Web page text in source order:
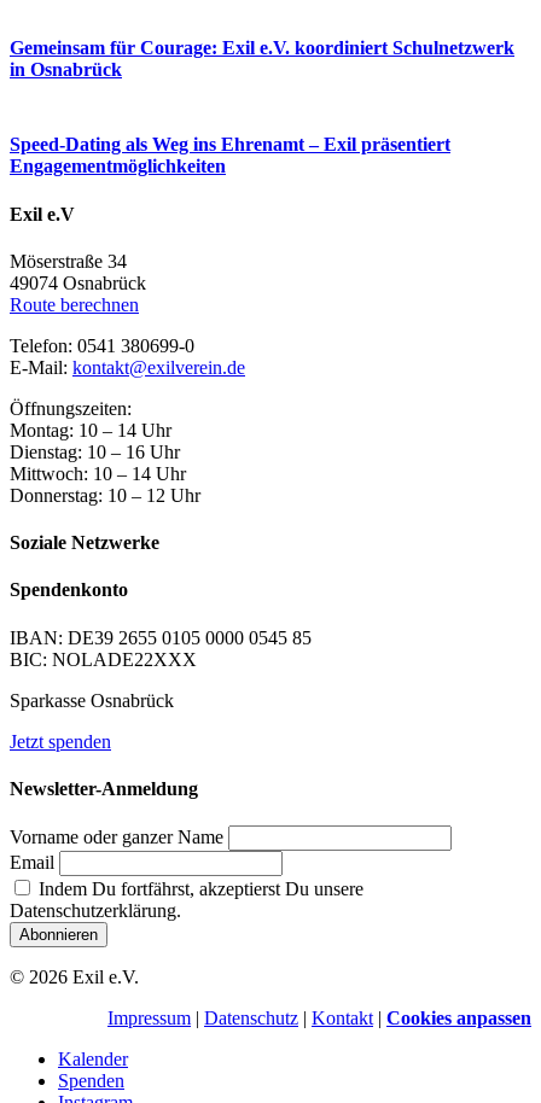
Gemeinsam für Courage: Exil e.V. koordiniert Schulnetzwerk
in Osnabrück
Speed-Dating als Weg ins Ehrenamt – Exil präsentiert
Engagementmöglichkeiten
Exil e.V
Möserstraße 34
49074 Osnabrück
Route berechnen
Telefon: 0541 380699-0
E-Mail: kontakt@exilverein.de
Öffnungszeiten:
Montag: 10 – 14 Uhr
Dienstag: 10 – 16 Uhr
Mittwoch: 10 – 14 Uhr
Donnerstag: 10 – 12 Uhr
Soziale Netzwerke
Spendenkonto
IBAN: DE39 2655 0105 0000 0545 85
BIC: NOLADE22XXX
Sparkasse Osnabrück
Jetzt spenden
Newsletter-Anmeldung
Vorname oder ganzer Name
Email
Indem Du fortfährst, akzeptierst Du unsere
Datenschutzerklärung.
© 2026 Exil e.V.
Impressum | Datenschutz | Kontakt | Cookies anpassen
Kalender
Spenden